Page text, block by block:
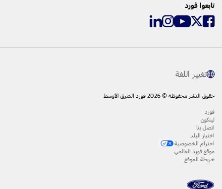
تابعوا فورد
تغيير اللغة
حقوق النشر محفوظة © 2026 فورد الشرق الأوسط
فورد
لينكون
اتصل بنا
اختيار البلد
احترام الخصوصية
موقع فورد العالمي
خريطة الموقع